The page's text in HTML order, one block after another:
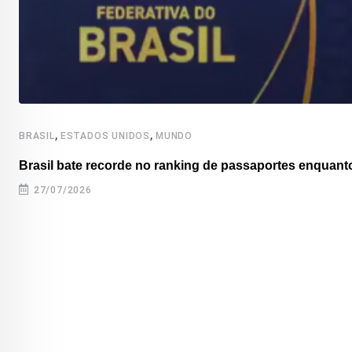
BRASIL, ESTADOS UNIDOS ,MUNDO
Brasil bate recorde no ranking de passaportes
27/07/2026